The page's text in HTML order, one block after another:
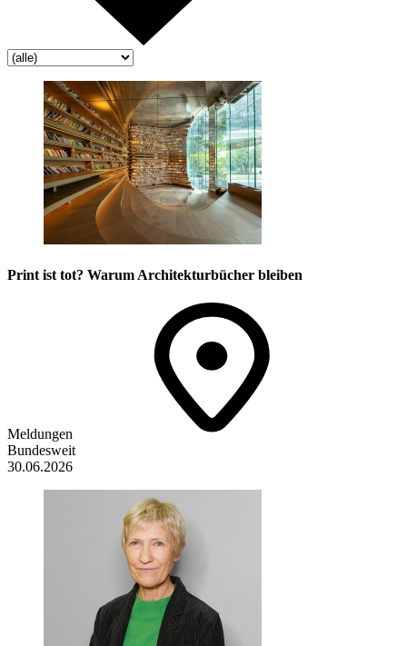
Print ist tot? Warum Architekturbücher bleiben
Meldungen
Bundesweit
30.06.2026